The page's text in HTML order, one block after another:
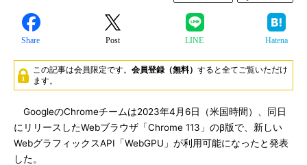
Share Post LINE Hatena
この記事は会員限定です。 会員登録（無料） すると全てご覧いただけ
ます。
GoogleのChromeチームは2023年4月6日（米国時間）、同日
にリリースしたWebブラウザ「Chrome 113」のβ版で、新しい
WebグラフィックスAPI「WebGPU」が利用可能になったと発表
した。